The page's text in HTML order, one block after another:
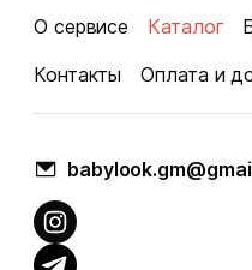
О сервисе Каталог
Контакты
Оплата и